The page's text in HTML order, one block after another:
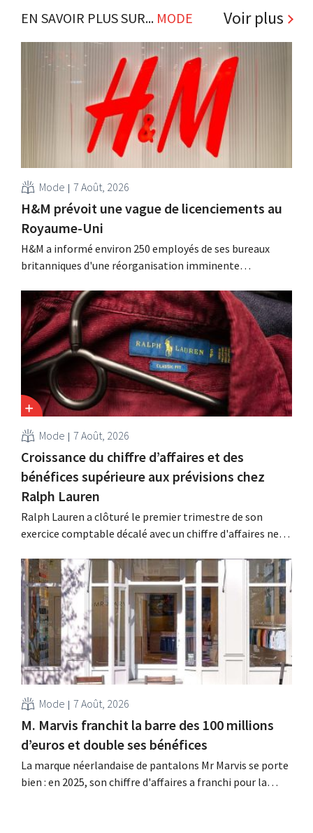
EN SAVOIR PLUS SUR... MODE Voir plus
Mode 7 Août, 2026
H&M prévoit une vague de licenciements au
Royaume-Uni
H&M a informé environ 250 employés de ses bureaux
britanniques d'une réorganisation imminente
Cette restructuration fait suite à des mesures prises
précédemment aux Pays-Bas, en Belgique et en Espagne,
qui avaient déjà entraîné la suppression de centaines
d'emplois.
Mode 7 Août, 2026
Croissance du chiffre d’affaires et des
bénéfices supérieure aux prévisions chez
Ralph Lauren
Ralph Lauren a clôturé le premier trimestre de son
exercice comptable décalé avec un chiffre d'affaires net
soit une hausse de 14 % par rapport à l'année
précédente. Fort de ce démarrage supérieur aux
attentes, le groupe revoit également à la...
Mode 7 Août, 2026
M. Marvis franchit la barre des 100 millions
d’euros et double ses bénéfices
La marque néerlandaise de pantalons Mr Marvis se porte
bien : en 2025, son chiffre d'affaires a franchi pour la